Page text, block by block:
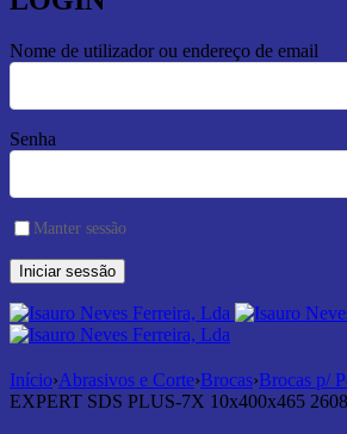
Nome de utilizador ou endereço de email
Senha
Manter sessão
Início›Abrasivos e Corte›Brocas›Brocas p/
EXPERT SDS PLUS-7X 10x400x465